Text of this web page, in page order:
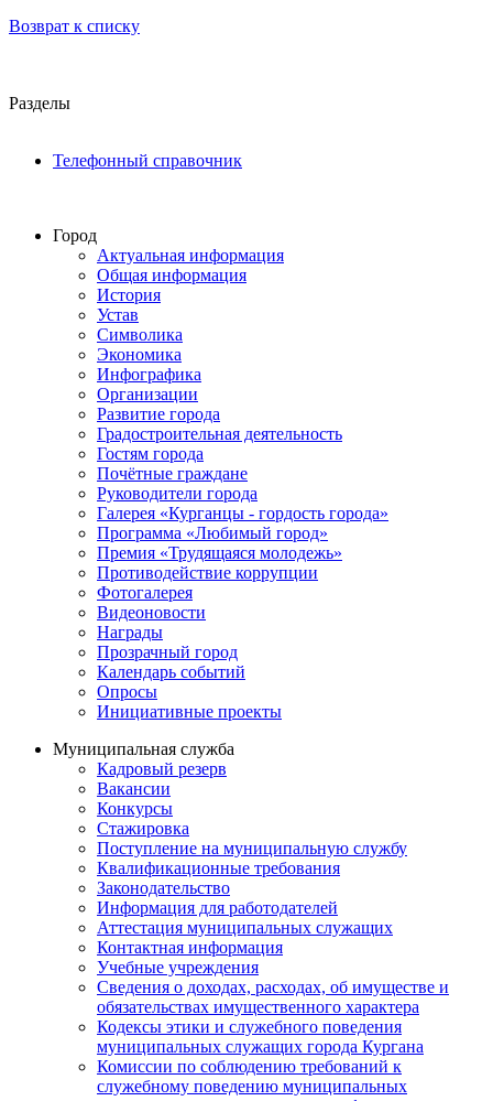
Возврат к списку
Разделы
Телефонный справочник
Город
Актуальная информация
Общая информация
История
Устав
Символика
Экономика
Инфографика
Организации
Развитие города
Градостроительная деятельность
Гостям города
Почётные граждане
Руководители города
Галерея «Курганцы - гордость города»
Программа «Любимый город»
Премия «Трудящаяся молодежь»
Противодействие коррупции
Фотогалерея
Видеоновости
Награды
Прозрачный город
Календарь событий
Опросы
Инициативные проекты
Муниципальная служба
Кадровый резерв
Вакансии
Конкурсы
Стажировка
Поступление на муниципальную службу
Квалификационные требования
Законодательство
Информация для работодателей
Аттестация муниципальных служащих
Контактная информация
Учебные учреждения
Сведения о доходах, расходах, об имуществе и
обязательствах имущественного характера
Кодексы этики и служебного поведения
муниципальных служащих города Кургана
Комиссии по соблюдению требований к
служебному поведению муниципальных